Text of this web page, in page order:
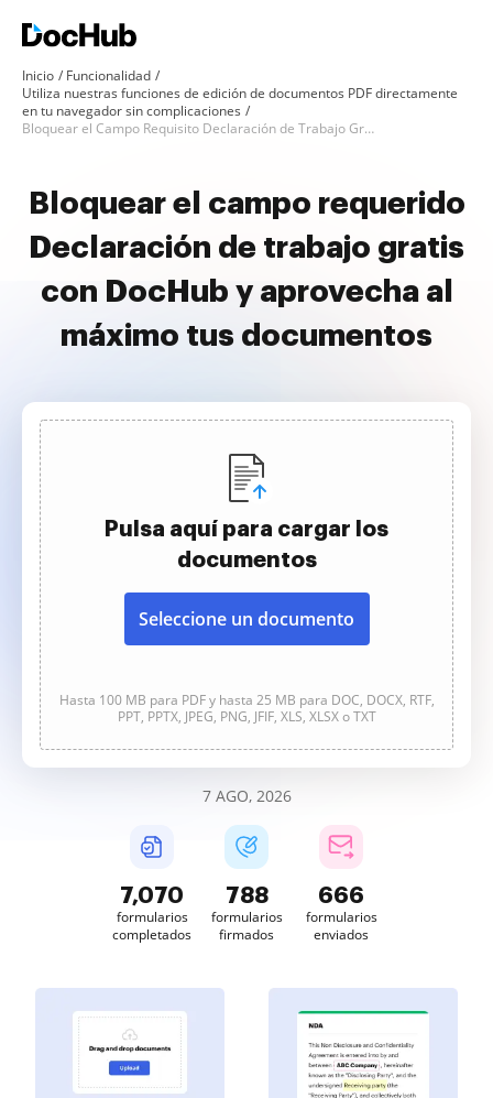
Inicio
Funcionalidad
Utiliza nuestras funciones de edición de documentos PDF directamente
en tu navegador sin complicaciones
Bloquear el Campo Requisito Declaración de Trabajo Gratis
Bloquear el campo requerido
Declaración de trabajo gratis
con DocHub y aprovecha al
máximo tus documentos
Pulsa aquí para cargar los
documentos
Seleccione un documento
Hasta 100 MB para PDF y hasta 25 MB para DOC, DOCX, RTF,
PPT, PPTX, JPEG, PNG, JFIF, XLS, XLSX o TXT
7 AGO, 2026
7,070
formularios
completados
788
formularios
firmados
666
formularios
enviados